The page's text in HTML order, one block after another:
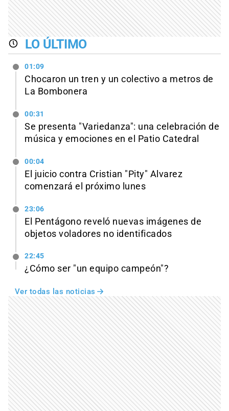
LO ÚLTIMO
01:09
Chocaron un tren y un colectivo a metros de
La Bombonera
00:31
Se presenta "Variedanza": una celebración de
música y emociones en el Patio Catedral
00:04
El juicio contra Cristian "Pity" Alvarez
comenzará el próximo lunes
23:06
El Pentágono reveló nuevas imágenes de
objetos voladores no identificados
22:45
¿Cómo ser "un equipo campeón"?
Ver todas las noticias